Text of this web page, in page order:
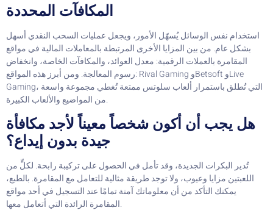
المكافآت المحددة
استخدام نفس الوسائل يُسهّل الأمور، ويجعل عمليات السحب النقدي أسهل
بشكل عام. من بين المزايا الأخرى المرتبطة بالمعاملات المالية في مواقع
المقامرة بالعملات الرقمية: معدل العوائد، والمكافآت الخاصة، وانخفاض
رسوم المعالجة. ومن أبرز هذه المواقع: Rival Gaming وBetsoft وLive
Gaming، التي تُطلق باستمرار ألعاب سلوتس ممتعة تُغطي مجموعة واسعة
من المواضيع والألعاب الكبيرة.
هل يجب أن أكون شخصاً معيناً لأجد مكافأة
جيدة بدون إيداع؟
تُدير البكرات الجديدة، وقد تأمل في الحصول على تركيبة رابحة. لكلٍّ من
اللعبتين مزايا وعيوب، ولا توجد طريقة مثالية للتعامل مع المقامرة. بالطبع،
يمكنك التأكد من أن معلوماتك آمنة تمامًا عند التسجيل في أحد مواقع
المقامرة الرائدة التي أتعامل معها.